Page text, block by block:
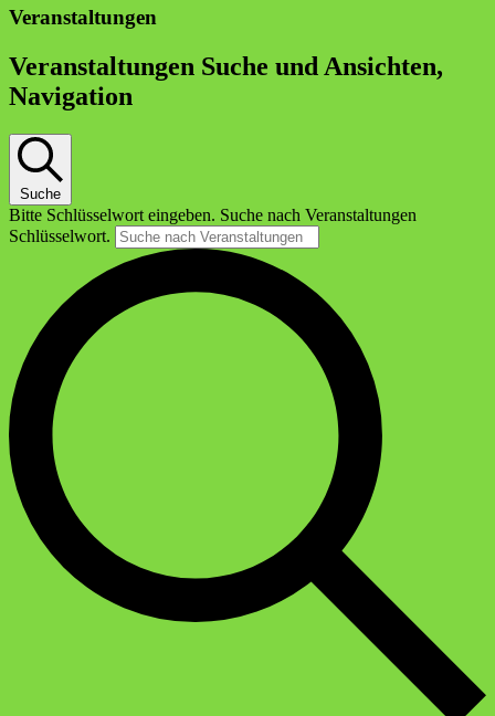
Veranstaltungen
Veranstaltungen Suche und Ansichten,
Navigation
Suche
Bitte Schlüsselwort eingeben. Suche nach Veranstaltungen
Schlüsselwort.